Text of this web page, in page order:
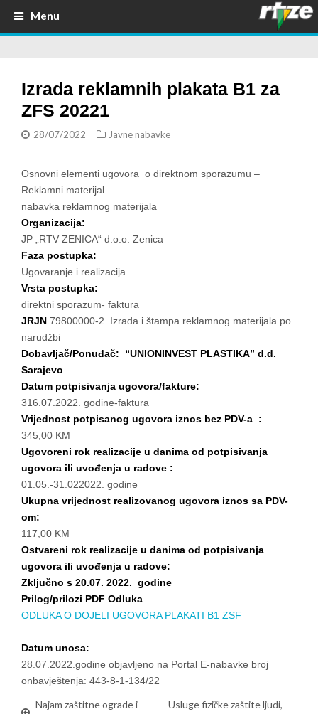
Menu
Izrada reklamnih plakata B1 za
ZFS 20221
28/07/2022 Javne nabavke
Osnovni elementi ugovora o direktnom sporazumu –
Reklamni materijal
nabavka reklamnog materijala
Organizacija:
JP „RTV ZENICA“ d.o.o. Zenica
Faza postupka:
Ugovaranje i realizacija
Vrsta postupka:
direktni sporazum- faktura
JRJN 79800000-2 Izrada i štampa reklamnog materijala po
narudžbi
Dobavljač/Ponuđač: “UNIONINVEST PLASTIKA” d.d.
Sarajevo
Datum potpisivanja ugovora/fakture:
316.07.2022. godine-faktura
Vrijednost potpisanog ugovora iznos bez PDV-a :
345,00 KM
Ugovoreni rok realizacije u danima od potpisivanja
ugovora ili uvođenja u radove :
01.05.-31.022022. godine
Ukupna vrijednost realizovanog ugovora iznos sa PDV-
om:
117,00 KM
Ostvareni rok realizacije u danima od potpisivanja
ugovora ili uvođenja u radove:
Zključno s 20.07. 2022. godine
Prilog/prilozi PDF Odluka
ODLUKA O DOJELI UGOVORA PLAKATI B1 ZSF
Datum unosa:
28.07.2022.godine objavljeno na Portal E-nabavke broj
onbavještenja: 443-8-1-134/22
Najam zaštitne ograde i
Usluge fizičke zaštite ljudi,